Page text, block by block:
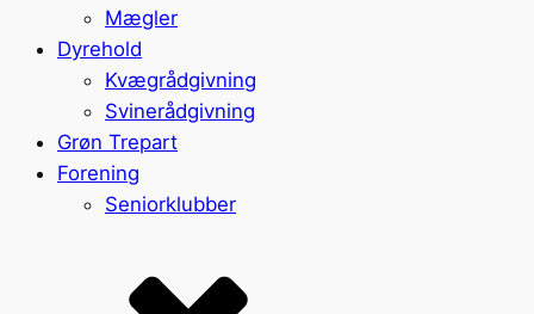
Mægler
Dyrehold
Kvægrådgivning
Svinerådgivning
Grøn Trepart
Forening
Seniorklubber